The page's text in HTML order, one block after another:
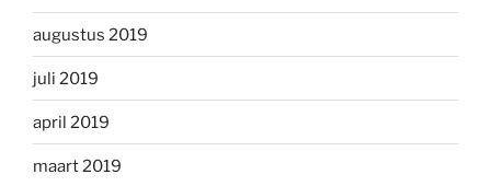
augustus 2019
juli 2019
april 2019
maart 2019